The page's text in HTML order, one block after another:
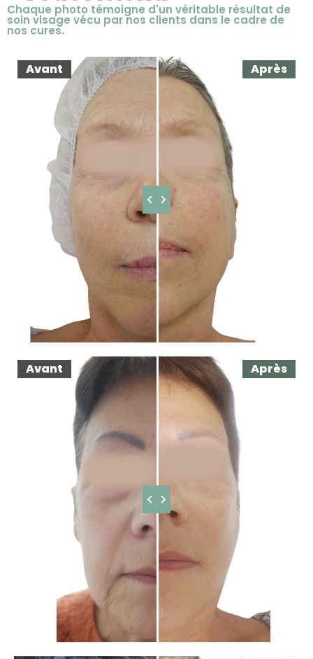
Chaque photo témoigne d'un véritable résultat de
soin visage vécu par nos clients dans le cadre de
nos cures.
Avant Après
Avant Après